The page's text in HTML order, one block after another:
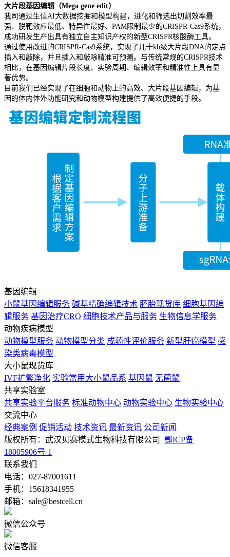
大片段基因编辑（Mega gene edit）
我司通过生信AI大数据挖掘和模型构建，进化和筛选出切割效率最
强、脱靶效应最低、特异性最好、PAM限制最少的CRISPR-Cas9系统，
成功研发生产出具有独立自主知识产权的新型CRISPR核酸酶工具。
通过使用改进的CRISPR-Cas9系统，实现了几十kb级大片段DNA的定点
插入和敲除，并且插入和敲除精准可预测。与传统常规的CRISPR技术
相比，在基因编辑片段长度、实验周期、编辑效率和精准性上具有显
著优势。
目前我们已经实现了在细胞和动物上的高效、大片段基因编辑，为基
因的体内体外功能研究和动物模型构建提供了高效便捷的手段。
基因编辑
小鼠基因编辑服务 碱基精确编辑技术 胚胎现货库 细胞基因编
辑服务 基因治疗CRO 细胞技术产品与服务 生物信息学服务
动物疾病模型
动物模型服务 动物模型分类 成药性评价服务 新型肝癌模型 感
染类病毒模型
大小鼠现货库
IVF扩繁净化 实验常用大小鼠品系 基因鼠 无菌鼠
共享实验室
共享实验平台服务 标准动物中心 动物实验中心 生物实验中心
交流中心
经典案例 促销活动 技术资讯 最新资讯 公司新闻
版权所有：武汉贝赛模式生物科技有限公司 鄂ICP备
18005906号-1
联系我们
电话：027-87001611
手机：15618341955
邮箱：sale@bestcell.cn
微信公众号
微信客服